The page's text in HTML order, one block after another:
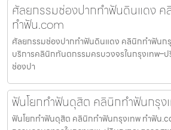
ศัลยกรรมช่องปากทำฟันดินแดง ค
ทำฟัน.com
ศัลยกรรมช่องปากทำฟันดินแดง คลินิกทำฟัน
บริการคลินิกทันตกรรมครบวงจรในกรุงเทพ–
ช่องปา
ฟันโยกทำฟันดุสิต คลินิกทำฟันกรุง
ฟันโยกทำฟันดุสิต คลินิกทำฟันกรุงเทพ ทำฟัน